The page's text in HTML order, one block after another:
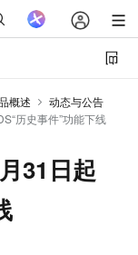
概述
动态与公告
历史事件”功能下线
31日起